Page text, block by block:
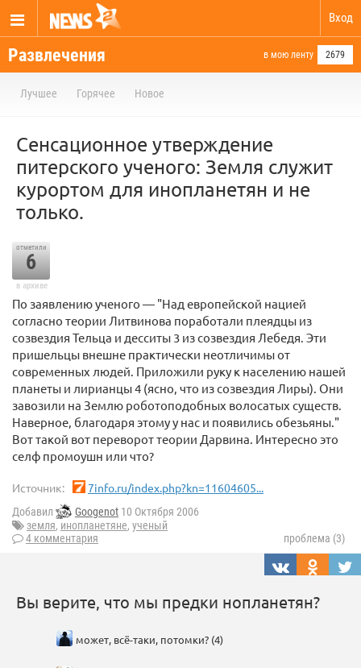
Вход
Развлечения в мою ленту 2679
Лучшее Горячее Новое
Сенсационное утверждение
питерского ученого: Земля служит
курортом для инопланетян и не
только.
отметили
6
в архиве
По заявлению ученого — "Над европейской нацией
согласно теории Литвинова поработали плеядцы из
созвездия Тельца и десситы 3 из созвездия Лебедя. Эти
пришельцы внешне практически неотличимы от
современных людей. Приложили руку к населению нашей
планеты и лирианцы 4 (ясно, что из созвездия Лиры). Они
завозили на Землю роботоподобных волосатых существ.
Наверное, благодаря этому у нас и появились обезьяны."
Вот такой вот переворот теории Дарвина. Интересно это
селф промоушн или что?
Источник: 7info.ru/index.php?kn=11604605...
Добавил Googenot 10 Октября 2006
земля, инопланетяне, ученый
4 комментария
проблема (3)
Вы верите, что мы предки нопланетян?
может, всё-таки, потомки? (4)